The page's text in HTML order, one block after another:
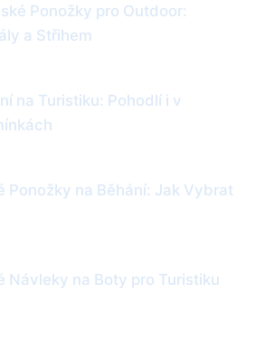
Ponožky pro Outdoor:
a Střihem
na Turistiku: Pohodlí i v
Ponožky na Běhání: Jak Vybrat
Návleky na Boty pro Turistiku